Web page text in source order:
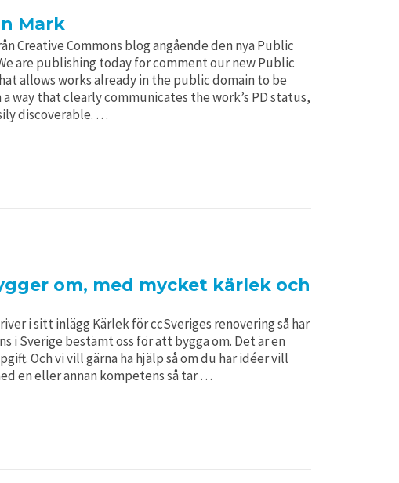
Mark
Creative Commons blog angående den nya Public
are publishing today for comment our new Public
allows works already in the public domain to be
way that clearly communicates the work’s PD status,
discoverable. …
om, med mycket kärlek och
i sitt inlägg Kärlek för ccSveriges renovering så har
i Sverige bestämt oss för att bygga om. Det är en
Och vi vill gärna ha hjälp så om du har idéer vill
en eller annan kompetens så tar …